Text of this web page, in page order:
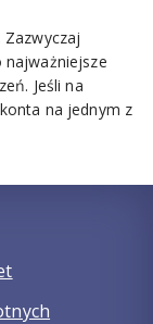
Zazwyczaj
Jeśli na
na jednym z